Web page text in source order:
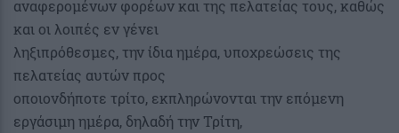
αναφερομένων φορέων και της πελατείας τους, καθώς
και οι λοιπές εν γένει
ληξιπρόθεσμες, την ίδια ημέρα, υποχρεώσεις της
πελατείας αυτών προς
οποιονδήποτε τρίτο, εκπληρώνονται την επόμενη
εργάσιμη ημέρα, δηλαδή την Τρίτη,